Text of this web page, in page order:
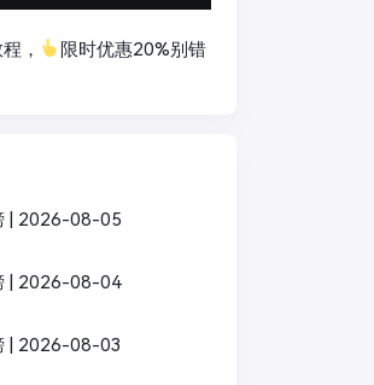
，
限时优惠20%别错
| 2026-08-05
| 2026-08-04
| 2026-08-03